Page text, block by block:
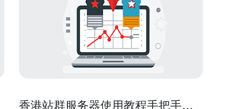
香港站群服务器使用教程手把手教